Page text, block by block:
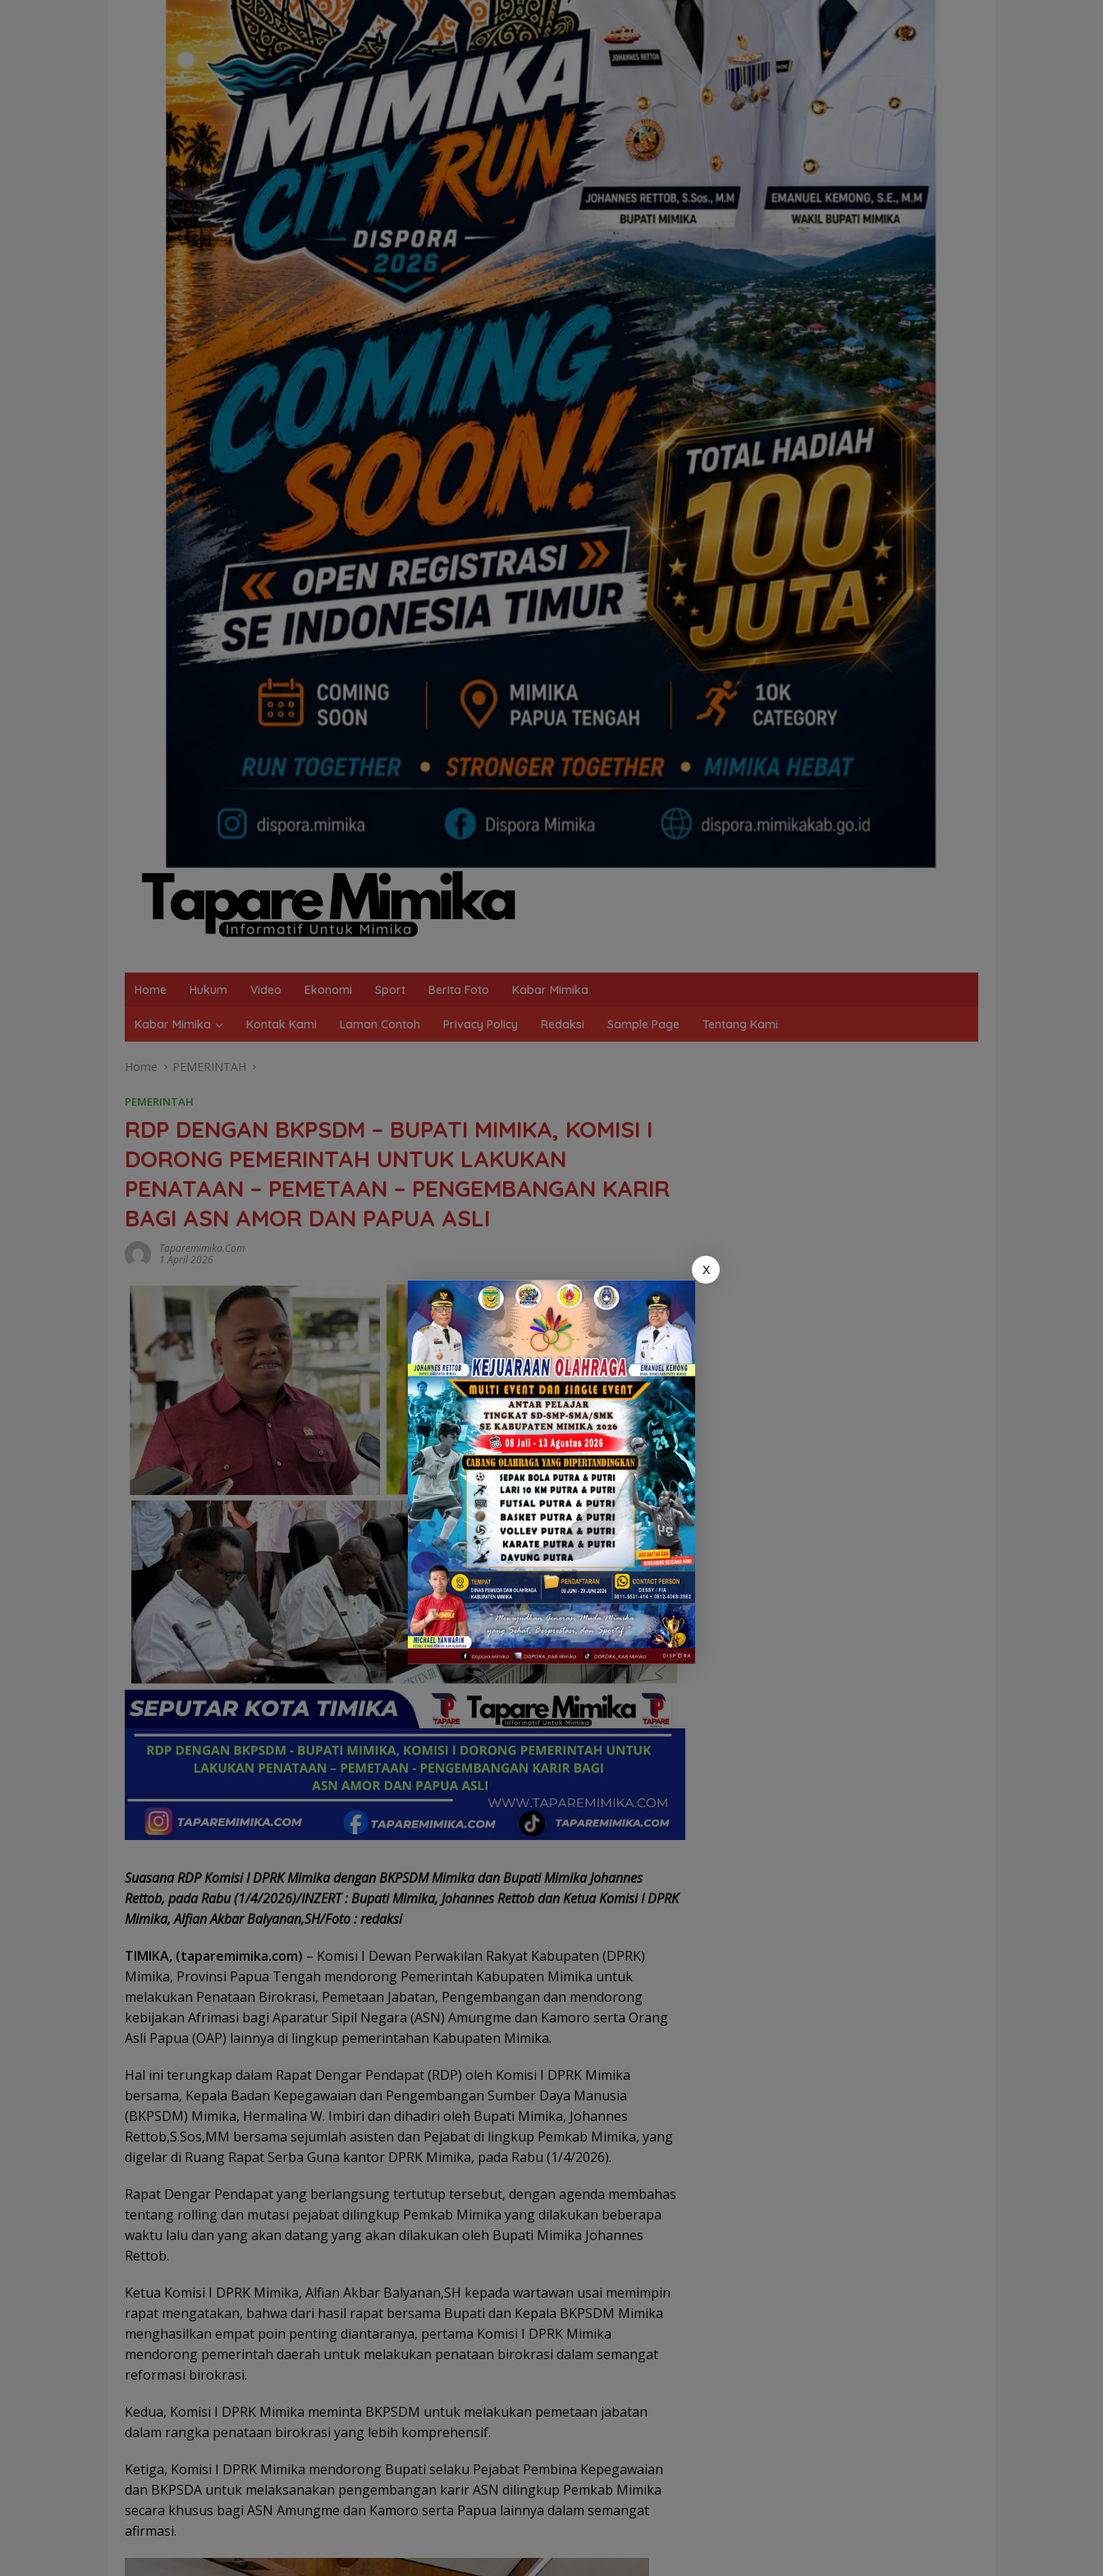
Home Hukum Video Ekonomi Sport BerIta Foto Kabar Mimika
Kabar Mimika Kontak Kami Laman Contoh Privacy Policy Redaksi Sample Page Tentang Kami
Home PEMERINTAH
PEMERINTAH
RDP DENGAN BKPSDM – BUPATI MIMIKA, KOMISI I
DORONG PEMERINTAH UNTUK LAKUKAN
PENATAAN – PEMETAAN – PENGEMBANGAN KARIR
BAGI ASN AMOR DAN PAPUA ASLI
Taparemimika.com
1 April 2026
Suasana RDP Komisi I DPRK Mimika dengan BKPSDM Mimika dan Bupati Mimika Johannes
Rettob, pada Rabu (1/4/2026)/INZERT : Bupati Mimika, Johannes Rettob dan Ketua Komisi I DPRK
Mimika, Alfian Akbar Balyanan,SH/Foto : redaksi
TIMIKA, (taparemimika.com) – Komisi I Dewan Perwakilan Rakyat Kabupaten (DPRK)
Mimika, Provinsi Papua Tengah mendorong Pemerintah Kabupaten Mimika untuk
melakukan Penataan Birokrasi, Pemetaan Jabatan, Pengembangan dan mendorong
kebijakan Afrimasi bagi Aparatur Sipil Negara (ASN) Amungme dan Kamoro serta Orang
Asli Papua (OAP) lainnya di lingkup pemerintahan Kabupaten Mimika.
Hal ini terungkap dalam Rapat Dengar Pendapat (RDP) oleh Komisi I DPRK Mimika
bersama, Kepala Badan Kepegawaian dan Pengembangan Sumber Daya Manusia
(BKPSDM) Mimika, Hermalina W. Imbiri dan dihadiri oleh Bupati Mimika, Johannes
Rettob,S.Sos,MM bersama sejumlah asisten dan Pejabat di lingkup Pemkab Mimika, yang
digelar di Ruang Rapat Serba Guna kantor DPRK Mimika, pada Rabu (1/4/2026).
Rapat Dengar Pendapat yang berlangsung tertutup tersebut, dengan agenda membahas
tentang rolling dan mutasi pejabat dilingkup Pemkab Mimika yang dilakukan beberapa
waktu lalu dan yang akan datang yang akan dilakukan oleh Bupati Mimika Johannes
Rettob.
Ketua Komisi I DPRK Mimika, Alfian Akbar Balyanan,SH kepada wartawan usai memimpin
rapat mengatakan, bahwa dari hasil rapat bersama Bupati dan Kepala BKPSDM Mimika
menghasilkan empat poin penting diantaranya, pertama Komisi I DPRK Mimika
mendorong pemerintah daerah untuk melakukan penataan birokrasi dalam semangat
reformasi birokrasi.
Kedua, Komisi I DPRK Mimika meminta BKPSDM untuk melakukan pemetaan jabatan
dalam rangka penataan birokrasi yang lebih komprehensif.
Ketiga, Komisi I DPRK Mimika mendorong Bupati selaku Pejabat Pembina Kepegawaian
dan BKPSDA untuk melaksanakan pengembangan karir ASN dilingkup Pemkab Mimika
secara khusus bagi ASN Amungme dan Kamoro serta Papua lainnya dalam semangat
afirmasi.
X